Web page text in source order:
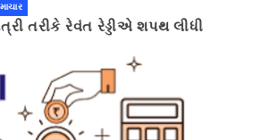
તરીકે રેવંત રેડ્ડીએ શપથ લીધી